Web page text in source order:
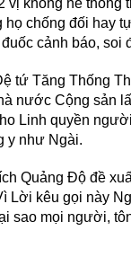
chống đối hay
cảnh báo, soi
tứ Tăng Thống
nước Cộng sản
Linh quyền
y như Ngài.
Quảng Độ đề
Lời kêu gọi này
sao mọi người,